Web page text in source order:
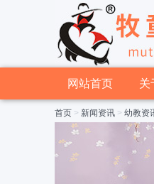
网站首页 关
首页 > 新闻资讯 > 幼教资